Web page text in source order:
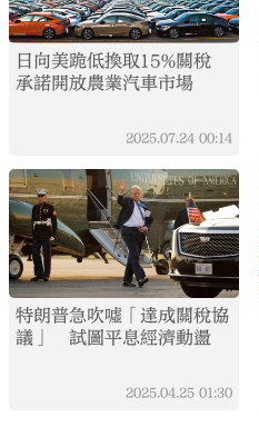
日向美跪低換取15%關稅
承諾開放農業汽車市場
2025.07.24 00:14
特朗普急吹噓「達成關稅協
議」 試圖平息經濟動盪
2025.04.25 01:30